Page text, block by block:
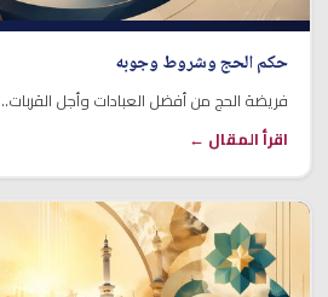
حكم الحج وشروط وجوبه
فريضة الحج من أفضل العبادات وأجل القربات...
اقرأ المقال ←